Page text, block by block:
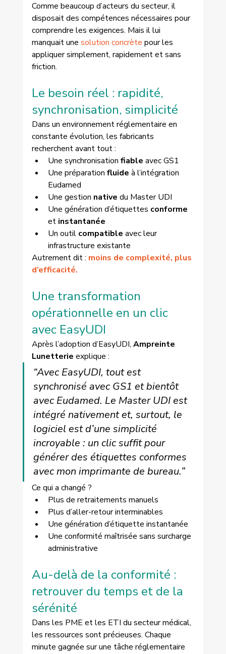
Comme beaucoup d’acteurs du secteur, il
disposait des compétences nécessaires pour
comprendre les exigences. Mais il lui
manquait une solution concrète pour les
appliquer simplement, rapidement et sans
friction.
Le besoin réel : rapidité,
synchronisation, simplicité
Dans un environnement réglementaire en
constante évolution, les fabricants
recherchent avant tout :
Une synchronisation fiable avec GS1
Une préparation fluide à l’intégration
Eudamed
Une gestion native du Master UDI
Une génération d’étiquettes conforme
et instantanée
Un outil compatible avec leur
infrastructure existante
Autrement dit : moins de complexité, plus
d’efficacité.
Une transformation
opérationnelle en un clic
avec EasyUDI
Après l’adoption d’EasyUDI, Ampreinte
Lunetterie explique :
“Avec EasyUDI, tout est
synchronisé avec GS1 et bientôt
avec Eudamed. Le Master UDI est
intégré nativement et, surtout, le
logiciel est d’une simplicité
incroyable : un clic suffit pour
générer des étiquettes conformes
avec mon imprimante de bureau.”
Ce qui a changé ?
Plus de retraitements manuels
Plus d’aller-retour interminables
Une génération d’étiquette instantanée
Une conformité maîtrisée sans surcharge
administrative
Au-delà de la conformité :
retrouver du temps et de la
sérénité
Dans les PME et les ETI du secteur médical,
les ressources sont précieuses. Chaque
minute gagnée sur une tâche réglementaire